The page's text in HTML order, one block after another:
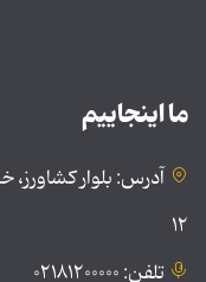
ما اینجاییم
آدرس: بلوار
۱۲
تلفن: ۰۲۱۸۱۲۰۰۰۰۰